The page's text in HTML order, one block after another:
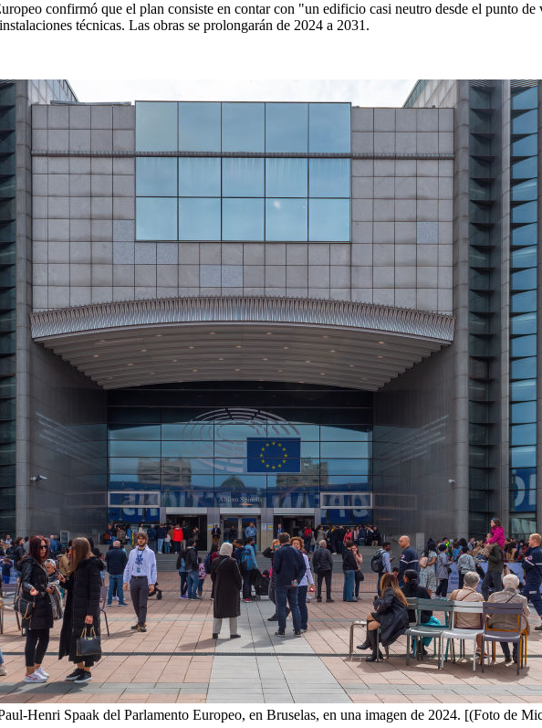
confirmó que el plan consiste en contar con "un edificio casi neutro desde el punto
técnicas. Las obras se prolongarán de 2024 a 2031.
Henri Spaak del Parlamento Europeo, en Bruselas, en una imagen de 2024. [(Foto de